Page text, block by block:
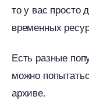
то у вас просто
ременных
Есть разные
можно
архиве.